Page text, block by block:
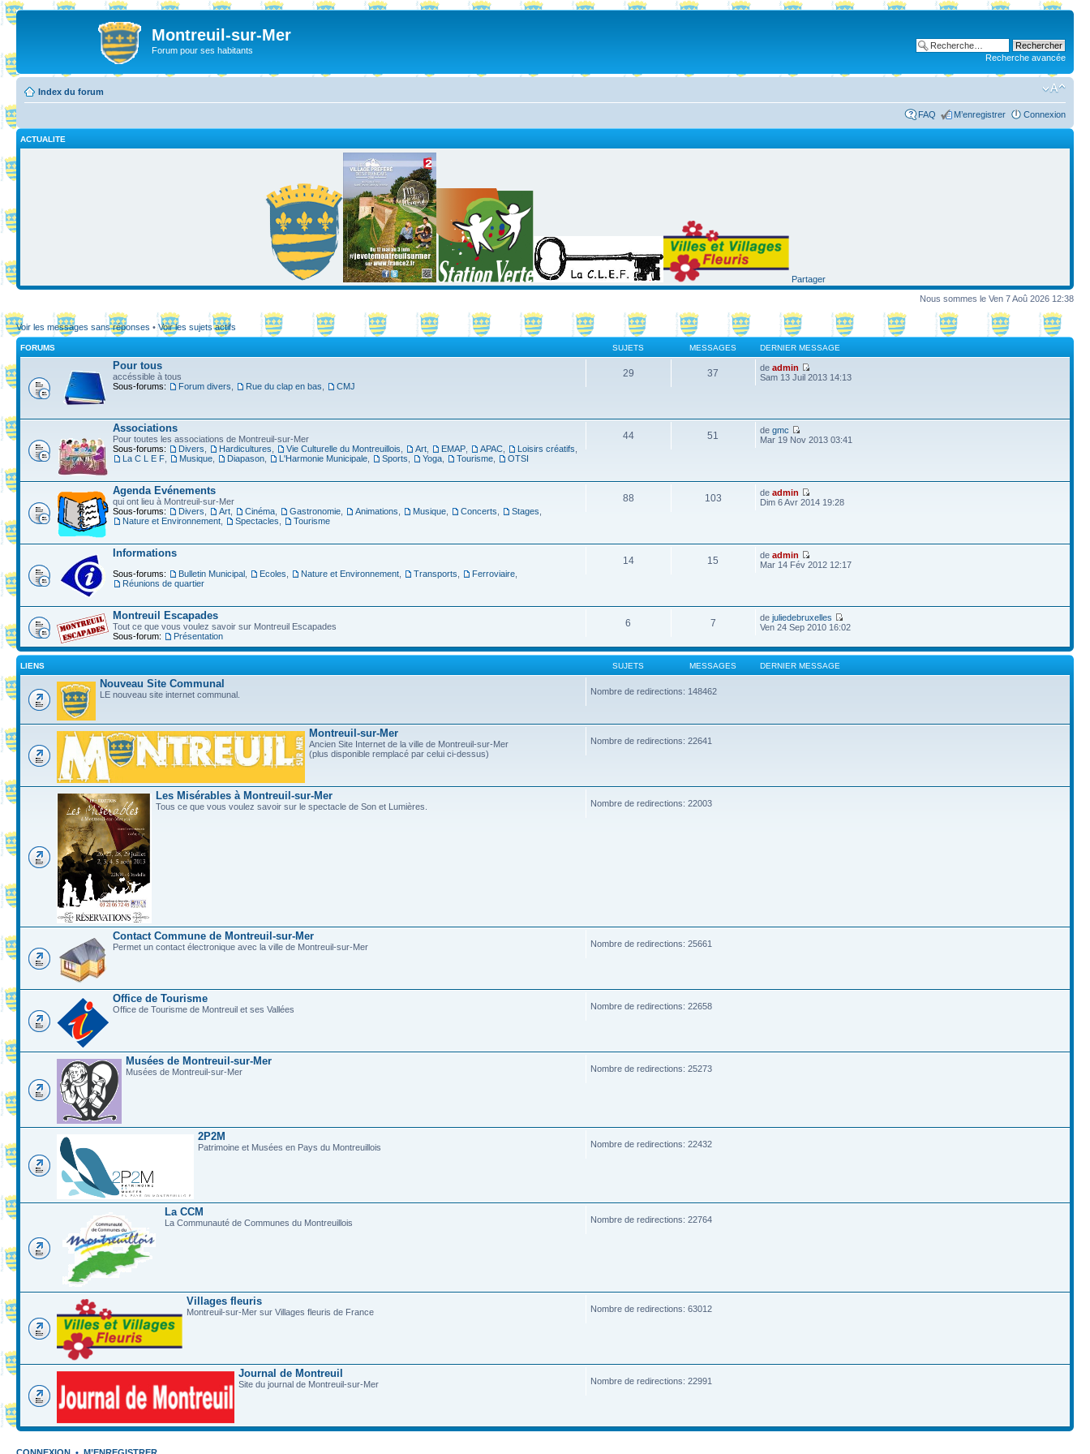
Montreuil-sur-Mer
Forum pour ses habitants
Recherche avancée
Index du forum
FAQ M’enregistrer Connexion
ACTUALITE
Partager
Nous sommes le Ven 7 Aoû 2026 12:38
Voir les messages sans réponses •Voir les sujets actifs
FORUMS SUJETS MESSAGES DERNIER MESSAGE
Pour tous
accéssible à tous
Sous-forums:
Forum divers Rue du clap en bas CMJ
29 37 deadmin
Sam 13 Juil 2013 14:13
Associations
Pour toutes les associations de Montreuil-sur-Mer
Sous-forums:
Divers Hardicultures Vie Culturelle du Montreuillois Art EMAP APAC Loisirs créatifs
La C L E F
Musique Diapason L'Harmonie Municipale Sports Yoga Tourisme OTSI
44 51 degmc
Mar 19 Nov 2013 03:41
Agenda Evénements
qui ont lieu à Montreuil-sur-Mer
Sous-forums:
Divers Art Cinéma Gastronomie Animations Musique Concerts Stages
Nature et Environnement
Spectacles Tourisme
88 103 deadmin
Dim 6 Avr 2014 19:28
Informations
Sous-forums: Bulletin Municipal Ecoles Nature et Environnement Transports Ferroviaire
Réunions de quartier
14 15 deadmin
Mar 14 Fév 2012 12:17
Montreuil Escapades
Tout ce que vous voulez savoir sur Montreuil Escapades
Sous-forum:
Présentation
6 7 dejuliedebruxelles
Ven 24 Sep 2010 16:02
LIENS SUJETS MESSAGES DERNIER MESSAGE
Nouveau Site Communal
LE nouveau site internet communal. Nombre de redirections: 148462
Montreuil-sur-Mer
Ancien Site Internet de la ville de Montreuil-sur-Mer
(plus disponible remplacé par celui ci-dessus)
Nombre de redirections: 22641
Les Misérables à Montreuil-sur-Mer
Tous ce que vous voulez savoir sur le spectacle de Son et Lumières. Nombre de redirections: 22003
Contact Commune de Montreuil-sur-Mer
Permet un contact électronique avec la ville de Montreuil-sur-Mer Nombre de redirections: 25661
Office de Tourisme
Office de Tourisme de Montreuil et ses Vallées Nombre de redirections: 22658
Musées de Montreuil-sur-Mer
Musées de Montreuil-sur-Mer Nombre de redirections: 25273
2P2M
Patrimoine et Musées en Pays du Montreuillois Nombre de redirections: 22432
La CCM
La Communauté de Communes du Montreuillois Nombre de redirections: 22764
Villages fleuris
Montreuil-sur-Mer sur Villages fleuris de France Nombre de redirections: 63012
Journal de Montreuil
Site du journal de Montreuil-sur-Mer Nombre de redirections: 22991